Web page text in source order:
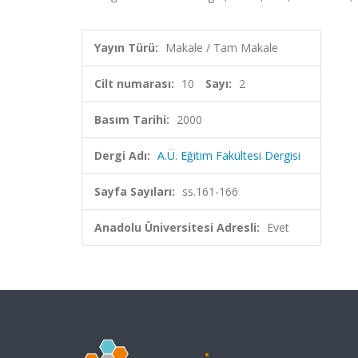
Yayın Türü: Makale / Tam Makale
Cilt numarası: 10 Sayı: 2
Basım Tarihi: 2000
Dergi Adı: A.Ü. Eğitim Fakültesi Dergisi
Sayfa Sayıları: ss.161-166
Anadolu Üniversitesi Adresli: Evet